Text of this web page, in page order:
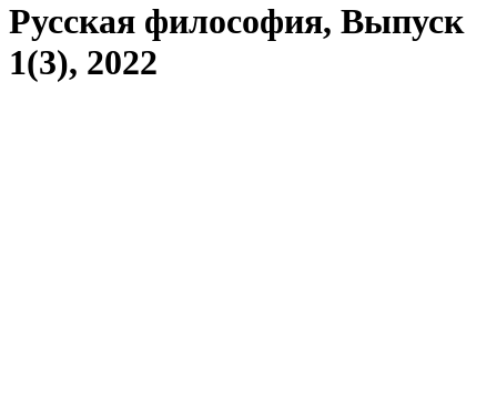
Русская философия, Выпуск
1(3), 2022